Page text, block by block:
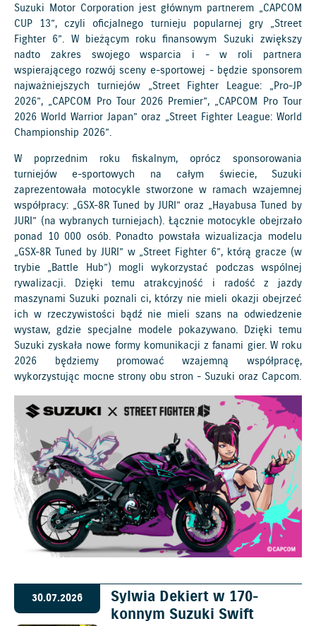
Suzuki Motor Corporation jest głównym partnerem „CAPCOM
CUP 13”, czyli oficjalnego turnieju popularnej gry „Street
Fighter 6”. W bieżącym roku finansowym Suzuki zwiększy
nadto zakres swojego wsparcia i - w roli partnera
wspierającego rozwój sceny e-sportowej - będzie sponsorem
najważniejszych turniejów „Street Fighter League: „Pro-JP
2026”, „CAPCOM Pro Tour 2026 Premier”, „CAPCOM Pro Tour
2026 World Warrior Japan” oraz „Street Fighter League: World
Championship 2026”.
W poprzednim roku fiskalnym, oprócz sponsorowania
turniejów e-sportowych na całym świecie, Suzuki
zaprezentowała motocykle stworzone w ramach wzajemnej
współpracy: „GSX-8R Tuned by JURI” oraz „Hayabusa Tuned by
JURI” (na wybranych turniejach). Łącznie motocykle obejrzało
ponad 10 000 osób. Ponadto powstała wizualizacja modelu
„GSX-8R Tuned by JURI” w „Street Fighter 6”, którą gracze (w
trybie „Battle Hub”) mogli wykorzystać podczas wspólnej
rywalizacji. Dzięki temu atrakcyjność i radość z jazdy
maszynami Suzuki poznali ci, którzy nie mieli okazji obejrzeć
ich w rzeczywistości bądź nie mieli szans na odwiedzenie
wystaw, gdzie specjalne modele pokazywano. Dzięki temu
Suzuki zyskała nowe formy komunikacji z fanami gier. W roku
2026 będziemy promować wzajemną współpracę,
wykorzystując mocne strony obu stron - Suzuki oraz Capcom.
30.07.2026
Sylwia Dekiert w 170-
konnym Suzuki Swift